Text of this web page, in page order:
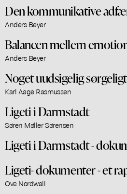
Den kommunikative
Anders Beyer
Balancen mellem
Anders Beyer
Noget uudsigelig sørgeligt
Karl Aage Rasmussen
Ligeti i Darmstadt
Søren Møller Sørensen
Ligeti i Darmstadt -
Ligeti- dokumenter - et
Ove Nordwall